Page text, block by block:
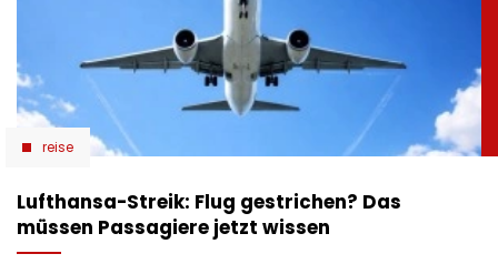
reise
Lufthansa-Streik: Flug gestrichen? Das
müssen Passagiere jetzt wissen